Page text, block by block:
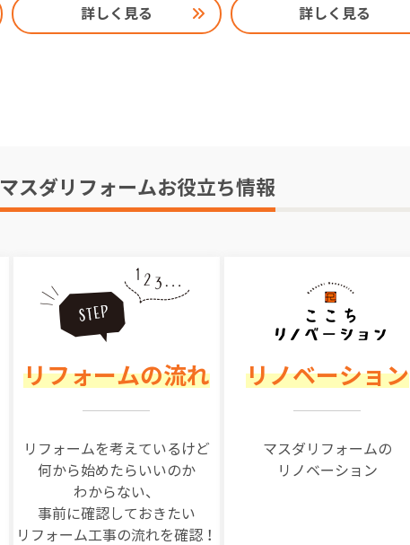
詳しく見る 詳しく見る
マスダリフォームお役立ち情報
リフォームの流れ
リフォームを考えているけど
何から始めたらいいのか
わからない、
事前に確認しておきたい
リフォーム工事の流れを確認！
リノベーション
マスダリフォームの
リノベーション